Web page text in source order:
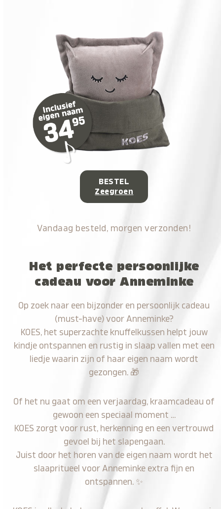
BESTEL
Zeegroen
Vandaag besteld, morgen verzonden!
Het perfecte persoonlijke
cadeau voor Anneminke
Op zoek naar een bijzonder en persoonlijk cadeau
(must-have) voor Anneminke?
KOES, het superzachte knuffelkussen helpt jouw
kindje ontspannen en rustig in slaap vallen met een
liedje waarin zijn of haar eigen naam wordt
gezongen. 🎁
Of het nu gaat om een verjaardag, kraamcadeau of
gewoon een speciaal moment …
KOES zorgt voor rust, herkenning en een vertrouwd
gevoel bij het slapengaan.
Juist door het horen van de eigen naam wordt het
slaapritueel voor Anneminke extra fijn en
ontspannen. ✨